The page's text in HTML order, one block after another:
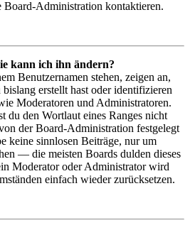
Board-Administration kontaktieren.
kann ich ihn ändern?
Benutzernamen stehen, zeigen an,
erstellt hast oder identifizieren
Moderatoren und Administratoren.
du den Wortlaut eines Ranges nicht
der Board-Administration festgelegt
keine sinnlosen Beiträge, nur um
— die meisten Boards dulden dieses
Moderator oder Administrator wird
einfach wieder zurücksetzen.